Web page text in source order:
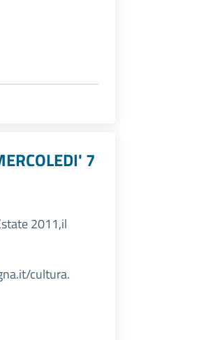
7
2011,il
cultura.